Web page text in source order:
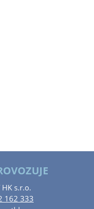
HK s.r.o.
162 333